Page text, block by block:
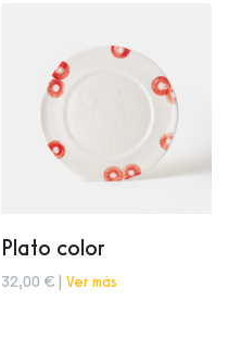
Plato color
32,00 € | Ver más